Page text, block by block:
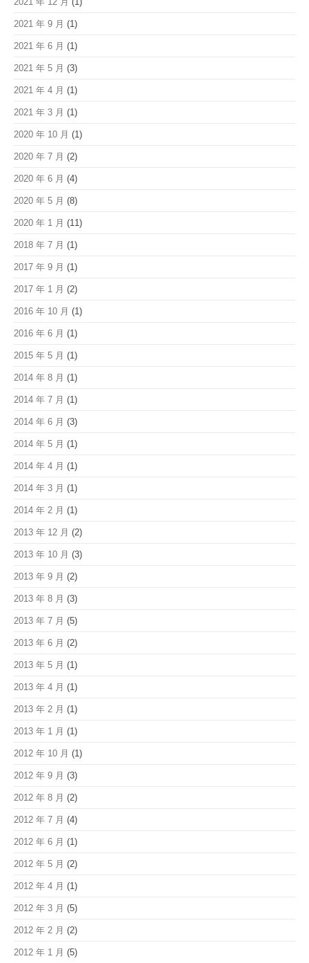
2021 年 9 月 (1)
2021 年 6 月 (1)
2021 年 5 月 (3)
2021 年 4 月 (1)
2021 年 3 月 (1)
2020 年 10 月 (1)
2020 年 7 月 (2)
2020 年 6 月 (4)
2020 年 5 月 (8)
2020 年 1 月 (11)
2018 年 7 月 (1)
2017 年 9 月 (1)
2017 年 1 月 (2)
2016 年 10 月 (1)
2016 年 6 月 (1)
2015 年 5 月 (1)
2014 年 8 月 (1)
2014 年 7 月 (1)
2014 年 6 月 (3)
2014 年 5 月 (1)
2014 年 4 月 (1)
2014 年 3 月 (1)
2014 年 2 月 (1)
2013 年 12 月 (2)
2013 年 10 月 (3)
2013 年 9 月 (2)
2013 年 8 月 (3)
2013 年 7 月 (5)
2013 年 6 月 (2)
2013 年 5 月 (1)
2013 年 4 月 (1)
2013 年 2 月 (1)
2013 年 1 月 (1)
2012 年 10 月 (1)
2012 年 9 月 (3)
2012 年 8 月 (2)
2012 年 7 月 (4)
2012 年 6 月 (1)
2012 年 5 月 (2)
2012 年 4 月 (1)
2012 年 3 月 (5)
2012 年 2 月 (2)
2012 年 1 月 (5)